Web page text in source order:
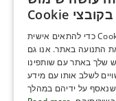
בקובצי Cookie
אנו משתמשים בקובצי Cookie כדי להתאים אישית
התנועה באתר. אנו גם
שלך באתר עם שותפינו
לשלב אותו עם מידע
על ידיהם במהלך